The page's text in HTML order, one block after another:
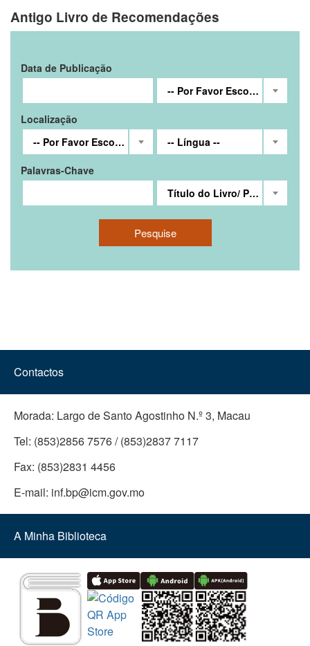
Antigo Livro de Recomendações
Data de Publicação
-- Por Favor Escolha --
Localização
-- Por Favor Escolha --
-- Língua --
Palavras-Chave
Título do Livro/ Publicação Periódica/ Material Audiovisual
Pesquise
Contactos
Morada: Largo de Santo Agostinho N.º 3, Macau
Tel: (853)2856 7576 / (853)2837 7117
Fax: (853)2831 4456
E-mail: inf.bp@icm.gov.mo
A Minha Biblioteca